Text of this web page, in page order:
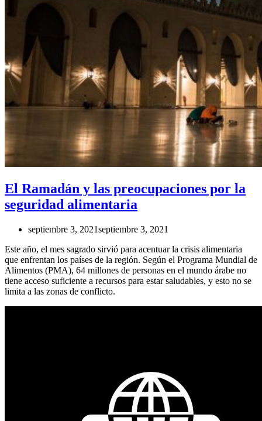
El Ramadán y las preocupaciones por la
seguridad alimentaria
septiembre 3, 2021septiembre 3, 2021
Este año, el mes sagrado sirvió para acentuar la crisis alimentaria
que enfrentan los países de la región. Según el Programa Mundial de
Alimentos (PMA), 64 millones de personas en el mundo árabe no
tiene acceso suficiente a recursos para estar saludables, y esto no se
limita a las zonas de conflicto.